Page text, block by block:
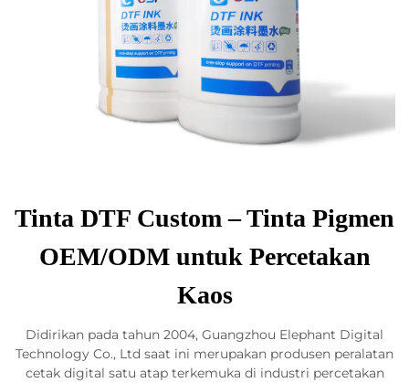
Tinta DTF Custom – Tinta Pigmen
OEM/ODM untuk Percetakan
Kaos
Didirikan pada tahun 2004, Guangzhou Elephant Digital
Technology Co., Ltd saat ini merupakan produsen peralatan
cetak digital satu atap terkemuka di industri percetakan